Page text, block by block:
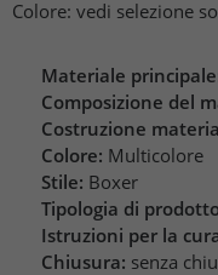
Colore: vedi selezione
Materiale
Composizione del
Costruzione
Colore: Multicolore
Stile: Boxer
Tipologia di
Istruzioni per la
Chiusura: senza